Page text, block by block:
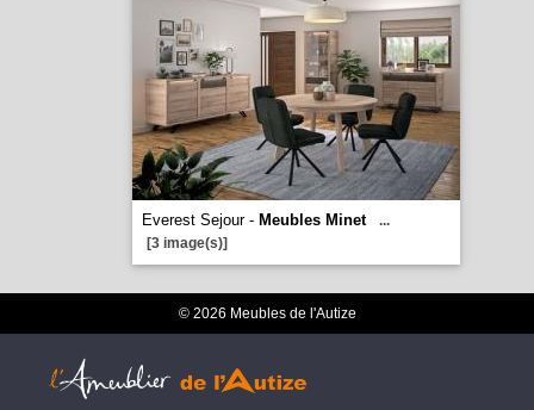
Everest Sejour - Meubles Minet
...
[3 image(s)]
© 2026 Meubles de l'Autize